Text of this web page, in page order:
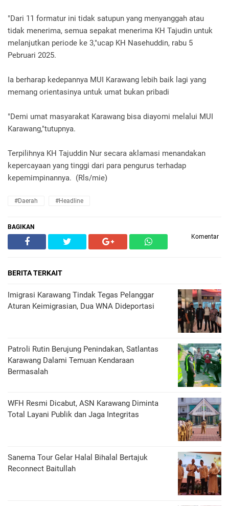
"Dari 11 formatur ini tidak satupun yang menyanggah atau
tidak menerima, semua sepakat menerima KH Tajudin untuk
melanjutkan periode ke 3,"ucap KH Nasehuddin, rabu 5
Pebruari 2025.
Ia berharap kedepannya MUI Karawang lebih baik lagi yang
memang orientasinya untuk umat bukan pribadi
"Demi umat masyarakat Karawang bisa diayomi melalui MUI
Karawang,"tutupnya.
Terpilihnya KH Tajuddin Nur secara aklamasi menandakan
kepercayaan yang tinggi dari para pengurus terhadap
kepemimpinannya. (Rls/mie)
#daerah #headline
BAGIKAN
Komentar
BERITA TERKAIT
Imigrasi Karawang Tindak Tegas Pelanggar
Aturan Keimigrasian, Dua WNA Dideportasi
Patroli Rutin Berujung Penindakan, Satlantas
Karawang Dalami Temuan Kendaraan
Bermasalah
WFH Resmi Dicabut, ASN Karawang Diminta
Total Layani Publik dan Jaga Integritas
Sanema Tour Gelar Halal Bihalal Bertajuk
Reconnect Baitullah